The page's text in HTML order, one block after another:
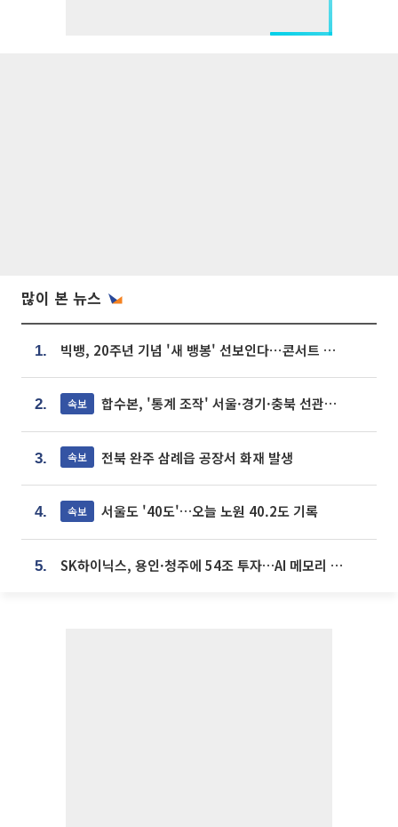
많이 본 뉴스
1. 빅뱅, 20주년 기념 '새 뱅봉' 선보인다⋯콘서트 앞두고 팝업 개최
2. 속보 합수본, '통계 조작' 서울·경기·충북 선관위 등 추가 압수수색
3. 속보 전북 완주 삼례읍 공장서 화재 발생
4. 속보 서울도 '40도'…오늘 노원 40.2도 기록
5. SK하이닉스, 용인·청주에 54조 투자…AI 메모리 생산기지 키운다